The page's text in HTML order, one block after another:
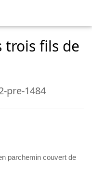
trois fils de
pre-1484
parchemin couvert de